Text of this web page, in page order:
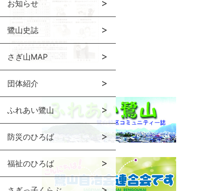
お知らせ
鷺山史誌
さぎ山MAP
団体紹介
ふれあい鷺山
防災のひろば
福祉のひろば